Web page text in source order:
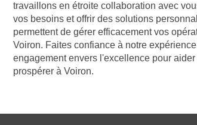
travaillons en étroite collaboration avec
vos besoins et offrir des solutions
permettent de gérer efficacement vos
Voiron. Faites confiance à notre
engagement envers l'excellence pour
prospérer à Voiron.